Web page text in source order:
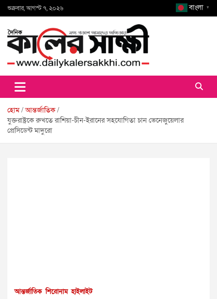
Skip
to
শুক্রবার, আগস্ট ৭, ২০২৬ বাংলা ▼
কালের সাক্ষী
হোম আন্তর্জাতিক
যুক্তরাষ্ট্রকে রুখতে রাশিয়া-চীন-ইরানের সহযোগিতা চান ভেনেজুয়েলার
প্রেসিডেন্ট মাদুরো
আন্তর্জাতিক শিরোনাম হাইলাইট